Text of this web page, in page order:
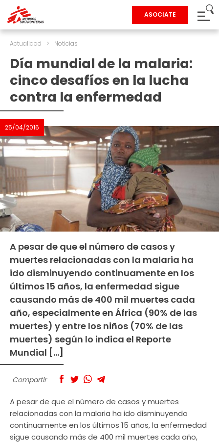
ASOCIATE
Actualidad > Noticias
Día mundial de la malaria:
cinco desafíos en la lucha
contra la enfermedad
25/04/2016
A pesar de que el número de casos y
muertes relacionadas con la malaria ha
ido disminuyendo continuamente en los
últimos 15 años, la enfermedad sigue
causando más de 400 mil muertes cada
año, especialmente en África (90% de las
muertes) y entre los niños (70% de las
muertes) según lo indica el Reporte
Mundial […]
Compartir
A pesar de que el número de casos y muertes
relacionadas con la malaria ha ido disminuyendo
continuamente en los últimos 15 años, la enfermedad
sigue causando más de 400 mil muertes cada año,